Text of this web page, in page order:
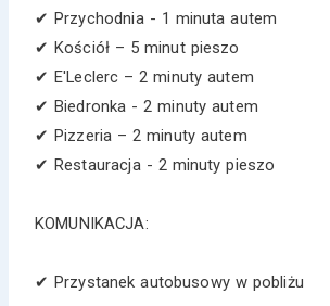
✔ Przychodnia - 1 minuta autem
✔ Kościół – 5 minut pieszo
✔ E'Leclerc – 2 minuty autem
✔ Biedronka - 2 minuty autem
✔ Pizzeria – 2 minuty autem
✔ Restauracja - 2 minuty pieszo
KOMUNIKACJA:
✔ Przystanek autobusowy w pobliżu